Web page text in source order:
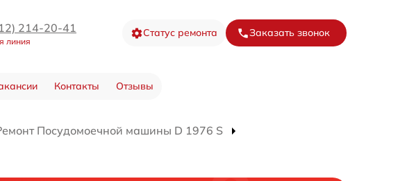
214-20-41
линия
Статус ремонта Заказать звонок
Контакты Отзывы
Посудомоечной машины D 1976 S